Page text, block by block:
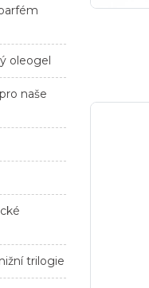
oleogel
naše
trilogie